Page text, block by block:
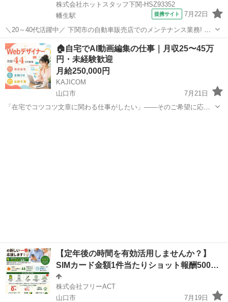
株式会社ホットスタッフ下関-HSZ93352
幡生駅
提携サイト 7月22日
＼20～40代活躍中／ 下関市の自動車販売店でのメンテナンス業務! 自
動車整備士の資格を活かして 高時給1500円でしっかり稼げる! 火水休
みで私生活も大切にできるお仕事です◎ ＼ココが魅力♪ 充実のメリッ
ト&環境/ ...
山口 下関市 幡生駅 その他
🏠自宅でAI動画編集の仕事｜月収25〜45万
円・未経験歓迎
月給250,000円
KAJICOM
山口市
7月21日
「在宅でコツコツ文章に関わる仕事がしたい」——そのご希望に応え
【定年後の時間を有効活用しませんか？】
SIMカード金額1件当たりショット報酬5000円～
株式会社フリーACT
山口市
7月19日